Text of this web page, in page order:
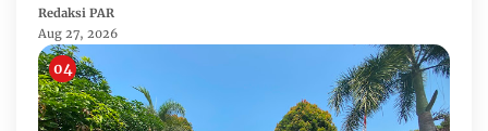
Potensi Desa Cimanuk
Redaksi PAR
Aug 27, 2026